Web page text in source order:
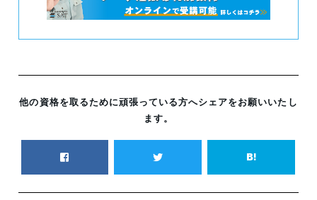
他の資格を取るために頑張っている方へシェアをお願いいたし
ます。